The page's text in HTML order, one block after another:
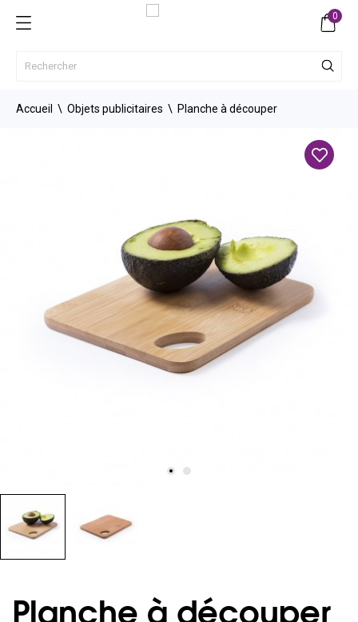
0
Accueil Objets publicitaires Planche à découper
Planche à découper